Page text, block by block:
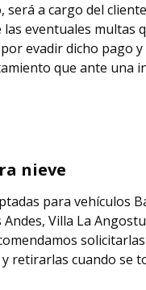
será a cargo del
las eventuales multas
evadir dicho pago y
que ante una
nieve
para vehículos
Villa La
retirarlas cuando se